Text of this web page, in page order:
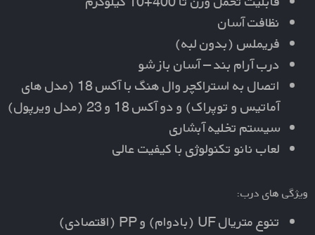
نظافت آسان
فریملس (بدون لبه)
درب آرام بند – آسان باز شو
اتصال به استراکچر وال هنگ با آکس 18 (مدل های
آماتیس و توپراک) و دو آکس 18 و 23 (مدل ویرپول)
سیستم تخلیه آبشاری
لعاب نانو تکنولوژی با کیفیت عالی
ویژگی های درب:
تنوع متریال UF (بادوام) و PP (اقتصادی)